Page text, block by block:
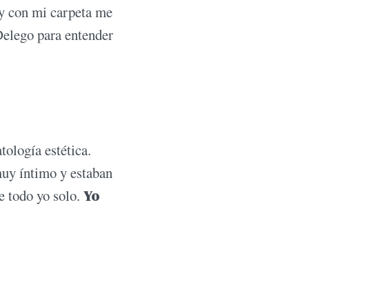
con mi carpeta me
para entender
estética.
íntimo y estaban
todo yo solo. Yo